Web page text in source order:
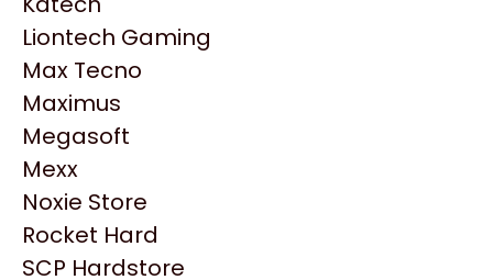
Lenovo
Logitech
MSI
NVIDIA GeForce
NZXT
PNY
Palit
Philips
Liontech Gaming
Max Tecno
Maximus
Megasoft
Mexx
Noxie Store
Rocket Hard
SCP Hardstore
Productos
Similares